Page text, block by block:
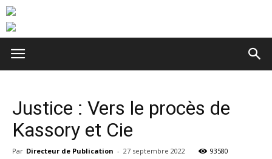
Justice : Vers le procès de
Kassory et Cie
Par Directeur de Publication - 27 septembre 2022 93580